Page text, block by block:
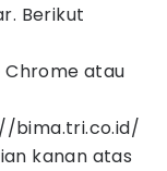
Berikut
Chrome atau
bima.tri.co.id/
kanan atas